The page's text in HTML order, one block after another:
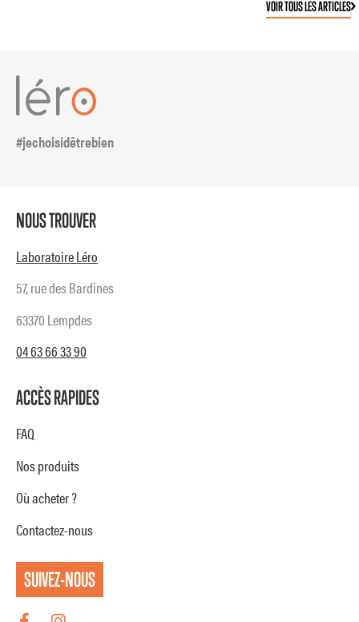
VOIR TOUS LES ARTICLES
#jechoisidêtrebien
NOUS TROUVER
Laboratoire Léro
57, rue des Bardines
63370 Lempdes
04 63 66 33 90
ACCÈS RAPIDES
FAQ
Nos produits
Où acheter ?
Contactez-nous
SUIVEZ-NOUS